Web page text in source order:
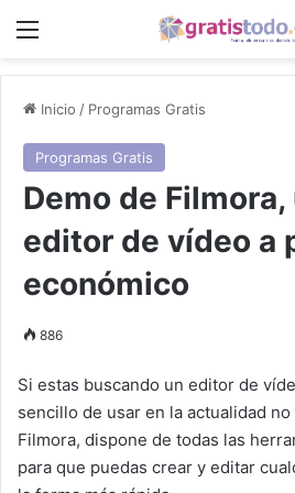
Menú
Inicio / Programas Gratis
Programas Gratis
Demo de Filmora,
editor de vídeo a
económico
886
Si estas buscando un editor de
sencillo de usar en la actualidad
Filmora, dispone de todas las
para que puedas crear y editar